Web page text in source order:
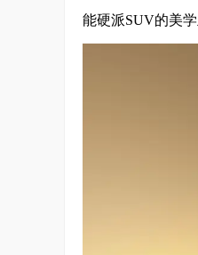
能硬派SUV的美